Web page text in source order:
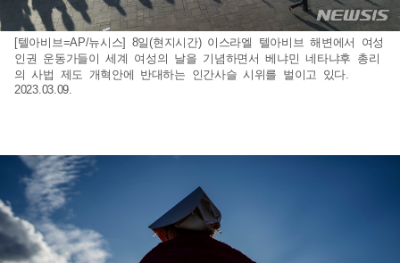
[텔아비브=AP/뉴시스] 8일(현지시간) 이스라엘 텔아비브 해변에서 여성
인권 운동가들이 세계 여성의 날을 기념하면서 베냐민 네타냐후 총리
의 사법 제도 개혁안에 반대하는 인간사슬 시위를 벌이고 있다.
2023.03.09.